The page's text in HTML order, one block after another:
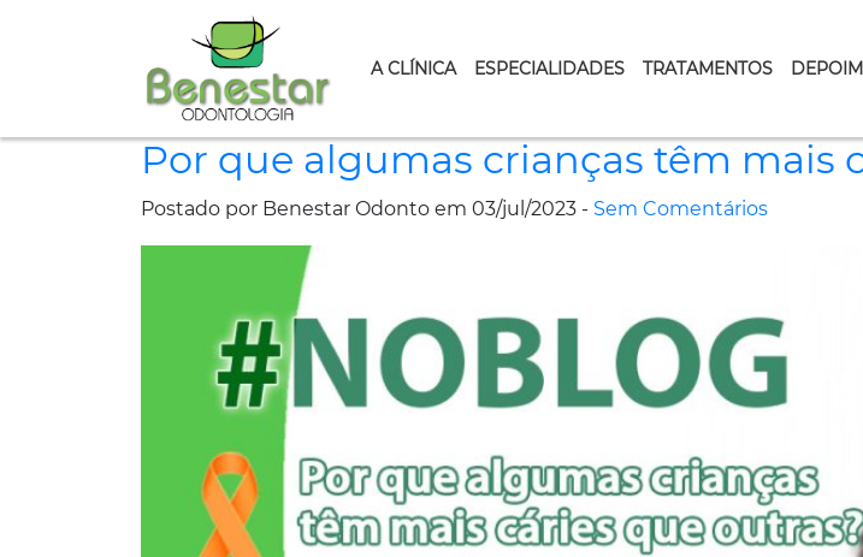
A CLÍNICA ESPECIALIDADES TRATAMENTOS
Por que algumas crianças têm mais
Postado por Benestar Odonto em 03/jul/2023 - Sem Comentários